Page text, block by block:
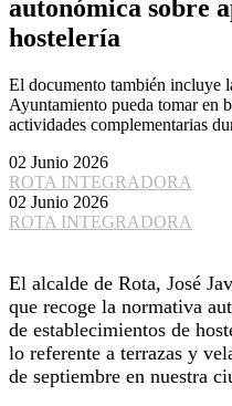
autonómica sobre
hostelería
El documento también incluye
Ayuntamiento pueda tomar en
actividades complementarias
02 Junio 2026
ROTA INTEGRADORA
02 Junio 2026
ROTA INTEGRADORA
El alcalde de Rota, José
que recoge la normativa
de establecimientos de
lo referente a terrazas y
de septiembre en nuestra